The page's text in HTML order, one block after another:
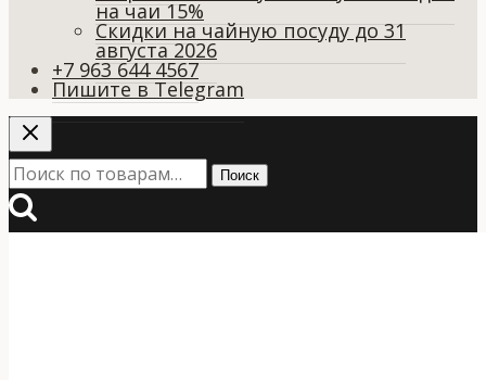
на чаи 15%
Скидки на чайную посуду до 31
августа 2026
+7 963 644 4567
Пишите в Telegram
Искать: Поиск